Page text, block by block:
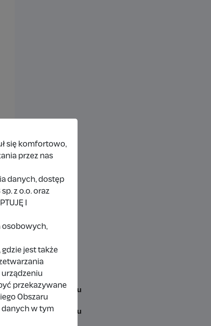
miesiąc temu
7 miesięcy temu
się komfortowo,
przez nas
danych, dostęp
z o.o. oraz
I
osobowych,
gdzie jest także
przekazywane
Obszaru
danych w tym